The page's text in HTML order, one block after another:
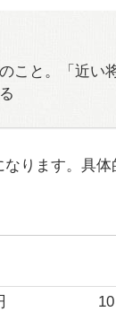
こと。「近い将
なります。具体